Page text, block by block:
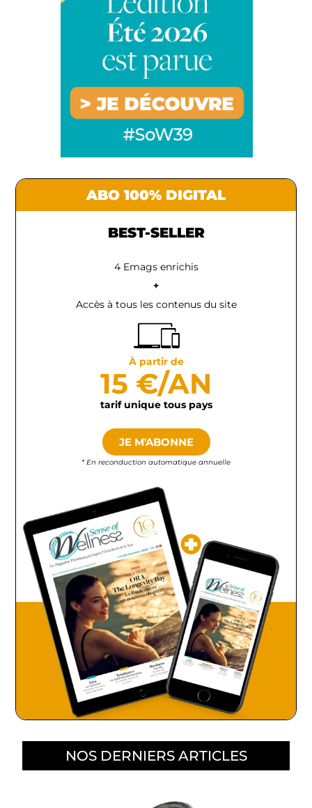
ABO 100% DIGITAL
BEST-SELLER
4 Emags enrichis
+
Accès à tous les contenus du site
À partir de
15 €/AN
tarif unique tous pays
JE M'ABONNE
* En reconduction automatique annuelle
NOS DERNIERS ARTICLES